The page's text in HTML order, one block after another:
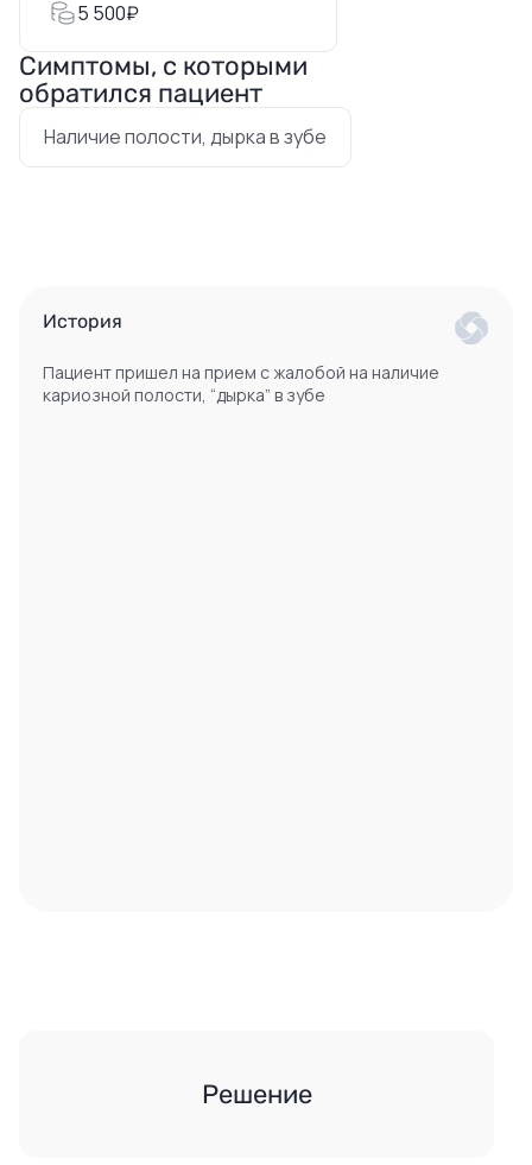
5 500₽
Симптомы, с которыми
обратился пациент
Наличие полости, дырка в зубе
История
Пациент пришел на прием с жалобой на наличие
кариозной полости, “дырка” в зубе
Решение